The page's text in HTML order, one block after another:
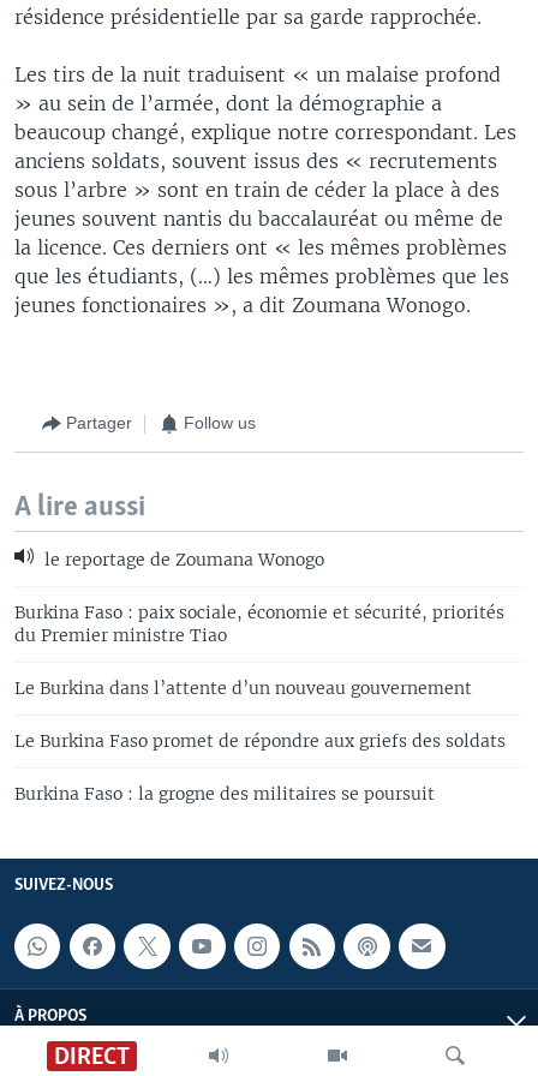
DIRECT
résidence présidentielle par sa garde rapprochée.
Les tirs de la nuit traduisent « un malaise profond
» au sein de l’armée, dont la démographie a
beaucoup changé, explique notre correspondant. Les
anciens soldats, souvent issus des « recrutements
sous l’arbre » sont en train de céder la place à des
jeunes souvent nantis du baccalauréat ou même de
la licence. Ces derniers ont « les mêmes problèmes
que les étudiants, (…) les mêmes problèmes que les
jeunes fonctionaires », a dit Zoumana Wonogo.
Partager Follow us
A lire aussi
le reportage de Zoumana Wonogo
Burkina Faso : paix sociale, économie et sécurité, priorités
du Premier ministre Tiao
Le Burkina dans l’attente d’un nouveau gouvernement
Le Burkina Faso promet de répondre aux griefs des soldats
Burkina Faso : la grogne des militaires se poursuit
SUIVEZ-NOUS
À PROPOS